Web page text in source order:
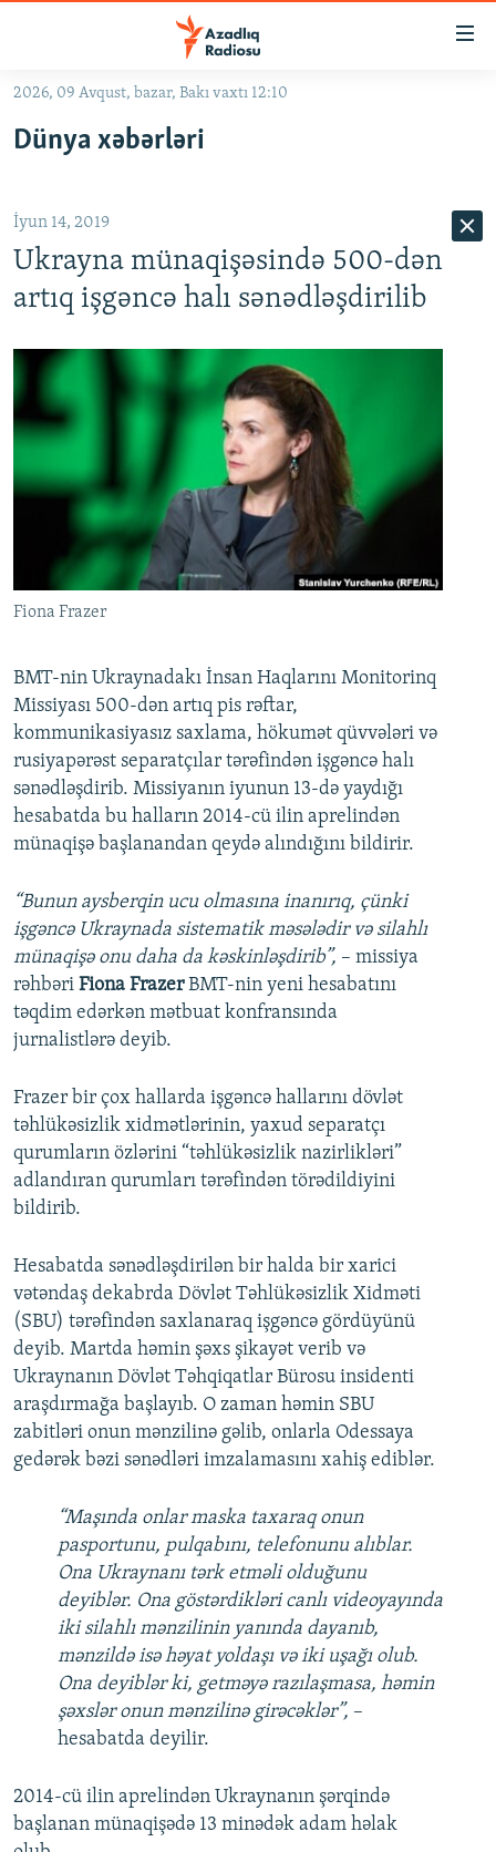
Əsas
qayıt
qayıt
Axtarışa
#İZAHLA
#ƏSLINDƏ
FƏRQƏ BAX
QANUNI DOĞRU
ARAŞDIRMA
MULTIMEDIA
VIDEO
FOTOQALEREYA
İNFOQRAFIKA
KARIKATURA
RADIO ARXIV
OXU ZALI
AZƏRBAYCAN ƏDƏBIYYATI KITABXANASI
İSLAM VƏ DEMOKRATIYA
HAQQIMIZDA
PEŞƏ ETIKASI VƏ JURNALISTIKA STANDARTLARIMIZ
BIZIMLƏ ƏLAQƏ
XƏBƏR BÜLLETENLƏRIMIZ
2026, 09 Avqust, bazar, Bakı vaxtı 12:10
Dünya xəbərləri
İyun 14, 2019
Ukrayna münaqişəsində 500-dən
artıq işgəncə halı sənədləşdirilib
Fiona Frazer
BMT-nin Ukraynadakı İnsan Haqlarını Monitorinq
Missiyası 500-dən artıq pis rəftar,
kommunikasiyasız saxlama, hökumət qüvvələri və
rusiyapərəst separatçılar tərəfindən işgəncə halı
sənədləşdirib. Missiyanın iyunun 13-də yaydığı
hesabatda bu halların 2014-cü ilin aprelindən
münaqişə başlanandan qeydə alındığını bildirir.
“Bunun aysberqin ucu olmasına inanırıq, çünki
işgəncə Ukraynada sistematik məsələdir və silahlı
münaqişə onu daha da kəskinləşdirib”, – missiya
rəhbəri Fiona FrazerBMT-nin yeni hesabatını
təqdim edərkən mətbuat konfransında
jurnalistlərə deyib.
Frazer bir çox hallarda işgəncə hallarını dövlət
təhlükəsizlik xidmətlərinin, yaxud separatçı
qurumların özlərini “təhlükəsizlik nazirlikləri”
adlandıran qurumları tərəfindən törədildiyini
bildirib.
Hesabatda sənədləşdirilən bir halda bir xarici
vətəndaş dekabrda Dövlət Təhlükəsizlik Xidməti
(SBU) tərəfindən saxlanaraq işgəncə gördüyünü
deyib. Martda həmin şəxs şikayət verib və
Ukraynanın Dövlət Təhqiqatlar Bürosu insidenti
araşdırmağa başlayıb. O zaman həmin SBU
zabitləri onun mənzilinə gəlib, onlarla Odessaya
gedərək bəzi sənədləri imzalamasını xahiş ediblər.
“Maşında onlar maska taxaraq onun
pasportunu, pulqabını, telefonunu alıblar.
Ona Ukraynanı tərk etməli olduğunu
deyiblər. Ona göstərdikləri canlı videoyayında
iki silahlı mənzilinin yanında dayanıb,
mənzildə isə həyat yoldaşı və iki uşağı olub.
Ona deyiblər ki, getməyə razılaşmasa, həmin
şəxslər onun mənzilinə girəcəklər”, –
hesabatda deyilir.
2014-cü ilin aprelindən Ukraynanın şərqində
başlanan münaqişədə 13 minədək adam həlak